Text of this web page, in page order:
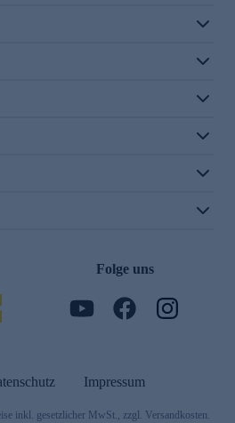
Folge uns
Impressum
inkl. gesetzlicher MwSt., zzgl. Versandkosten.